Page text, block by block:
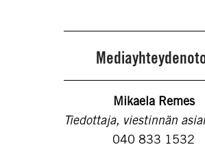
Mikaela Remes
Tiedottaja, viestinnän
040 833 1532